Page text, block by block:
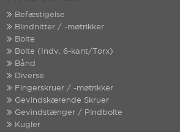
Befæstigelse
Blindnitter / -møtrikker
Bolte
Bolte (Indv. 6-kant/Torx)
Bånd
Diverse
Fingerskruer / -møtrikker
Gevindskærende Skruer
Gevindstænger / Pindbolte
Kugler